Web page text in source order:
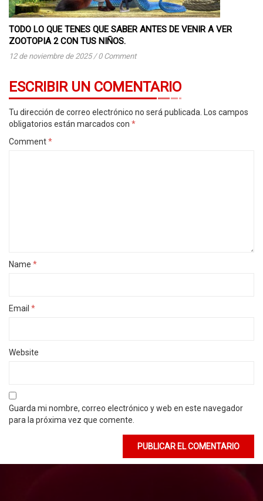
TODO LO QUE TENES QUE SABER ANTES DE VENIR A VER
ZOOTOPIA 2 CON TUS NIÑOS.
12 de noviembre de 2025 / 0 Comment
ESCRIBIR UN COMENTARIO
Tu dirección de correo electrónico no será publicada.
Los campos
obligatorios están marcados con *
Comment*
Name *
Email *
Website
Guarda mi nombre, correo electrónico y web en este navegador
para la próxima vez que comente.